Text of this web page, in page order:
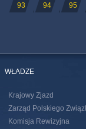
93 94 95
WŁADZE
Krajowy Zjazd
Zarząd Polskiego
Komisja Rewizyjna